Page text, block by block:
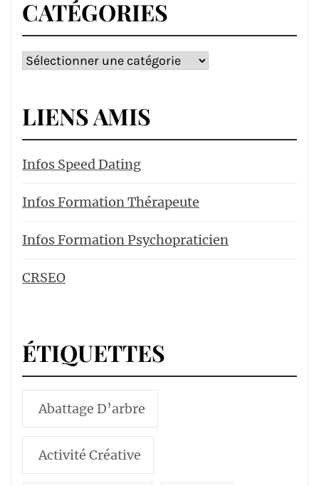
CATÉGORIES
Catégories
LIENS AMIS
Infos Speed Dating
Infos Formation Thérapeute
Infos Formation Psychopraticien
CRSEO
ÉTIQUETTES
Abattage D’arbre
Activité Créative